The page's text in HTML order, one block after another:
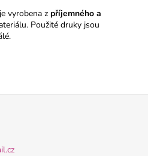
vyrobena z příjemného a
Použité druky jsou